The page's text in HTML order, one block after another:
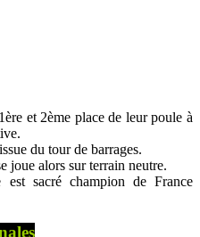
et 2ème place de leur poule à
du tour de barrages.
joue alors sur terrain neutre.
sacré champion de France